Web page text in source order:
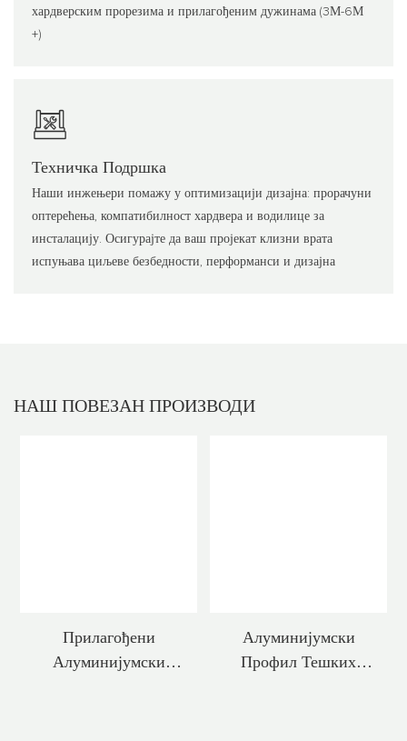
хардверским прорезима и прилагођеним дужинама (3М-6М
+)
Техничка Подршка
Наши инжењери помажу у оптимизацији дизајна: прорачуни
оптерећења, компатибилност хардвера и водилице за
инсталацију. Осигурајте да ваш пројекат клизни врата
испуњава циљеве безбедности, перформанси и дизајна
НАШ ПОВЕЗАН ПРОИЗВОДИ
Прилагођени
Алуминијумски
Алуминијумски
Профил Тешких